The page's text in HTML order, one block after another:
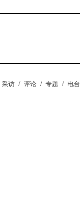
采访 / 评论 / 专题 / 电台